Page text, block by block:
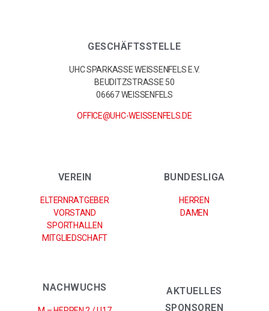
GESCHÄFTSSTELLE
UHC SPARKASSE WEISSENFELS E.V.
BEUDITZSTRASSE 50
06667 WEISSENFELS
OFFICE@UHC-WEISSENFELS.DE
VEREIN
ELTERNRATGEBER
VORSTAND
SPORTHALLEN
MITGLIEDSCHAFT
BUNDESLIGA
HERREN
DAMEN
NACHWUCHS
AKTUELLES
SPONSOREN